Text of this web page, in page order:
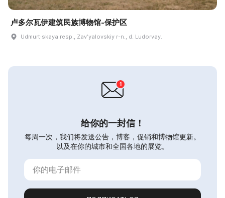
卢多尔瓦伊建筑民族博物馆-保护区
Udmurt·skaya resp., Zavʹyalovskiy r-n., d. Ludorvay.
给你的一封信！
每周一次，我们将发送公告，博客，促销和博物馆更新。
以及在你的城市和全国各地的展览。